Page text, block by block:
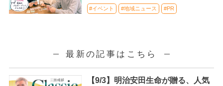
#イベント #地域ニュース #PR
最新の記事はこちら
【9/3】明治安田生命が贈る、人気